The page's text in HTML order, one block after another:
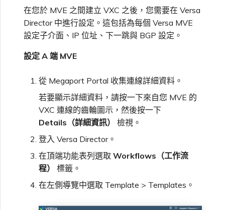
在您於 MVE 之間建立 VXC 之後，您需要在 Versa
Director 中進行設定。這包括為每個 Versa MVE
設定子介面、IP 位址、下一跳與 BGP 設定。
設定 A 端 MVE
從 Megaport Portal 收集連線詳細資料。
若要顯示詳細資料，請按一下來自您 MVE 的
VXC 連線的齒輪圖示，然後按一下
Details（詳細資訊）
檢視。
登入 Versa Director。
在頂端功能表列選取 Workflows（工作流
程）
標籤。
在左側導覽中選取 Template > Templates。